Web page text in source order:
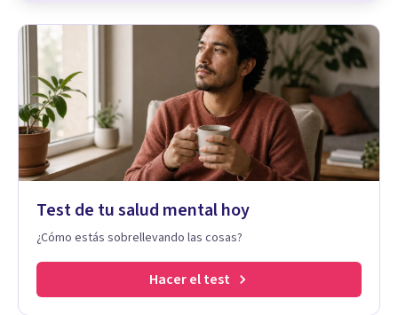
Test de tu salud mental hoy
¿Cómo estás sobrellevando las cosas?
Hacer el test